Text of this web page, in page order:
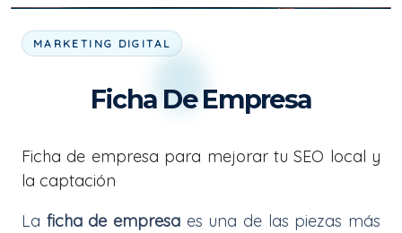
MARKETING DIGITAL
Ficha De Empresa
Ficha de empresa para mejorar tu SEO local y
la captación
La ficha de empresa es una de las piezas más